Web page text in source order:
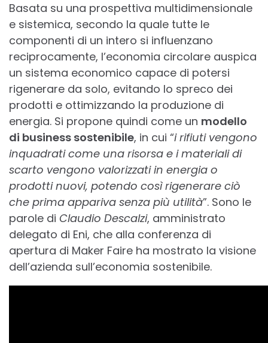
Basata su una prospettiva multidimensionale
e sistemica, secondo la quale tutte le
componenti di un intero si influenzano
reciprocamente, l’economia circolare auspica
un sistema economico capace di potersi
rigenerare da solo, evitando lo spreco dei
prodotti e ottimizzando la produzione di
energia. Si propone quindi come un modello
di business sostenibile, in cui “i rifiuti vengono
inquadrati come una risorsa e i materiali di
scarto vengono valorizzati in energia o
prodotti nuovi, potendo così rigenerare ciò
che prima appariva senza più utilità”. Sono le
parole di Claudio Descalzi, amministrato
delegato di Eni, che alla conferenza di
apertura di Maker Faire ha mostrato la visione
dell’azienda sull’economia sostenibile.